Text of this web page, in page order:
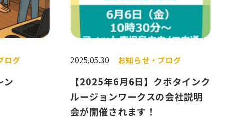
ログ
ン
2025.05.30 お知らせ・ブログ
【2025年6月6日】クボタインク
ルージョンワークスの会社説明
会が開催されます！